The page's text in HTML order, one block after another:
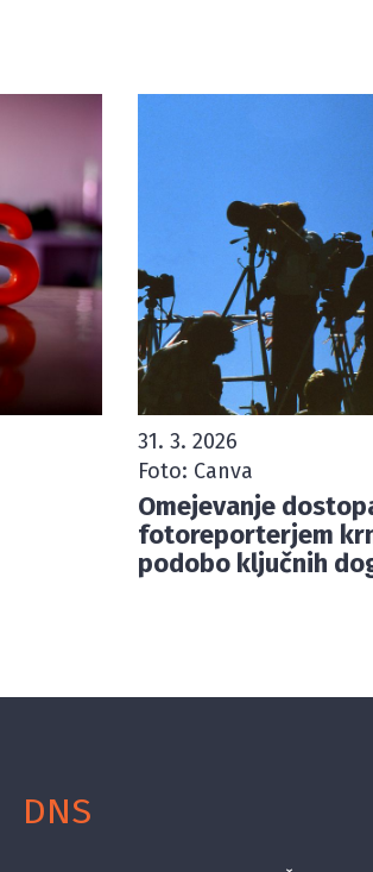
31. 3. 2026
Foto: Canva
Omejevanje
fotoreporterjem
podobo ključnih
DNS